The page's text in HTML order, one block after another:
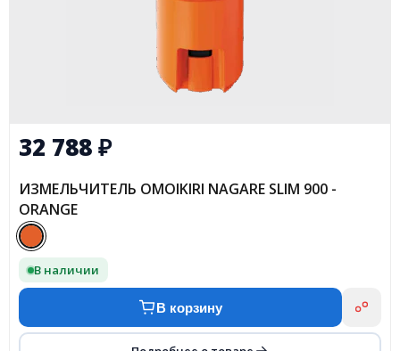
32 788₽
ИЗМЕЛЬЧИТЕЛЬ OMOIKIRI NAGARE SLIM 900 -
ORANGE
В наличии
В корзину